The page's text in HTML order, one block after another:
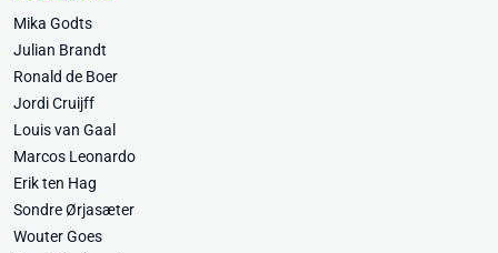
Mika Godts
Julian Brandt
Ronald de Boer
Jordi Cruijff
Louis van Gaal
Marcos Leonardo
Erik ten Hag
Sondre Ørjasæter
Wouter Goes